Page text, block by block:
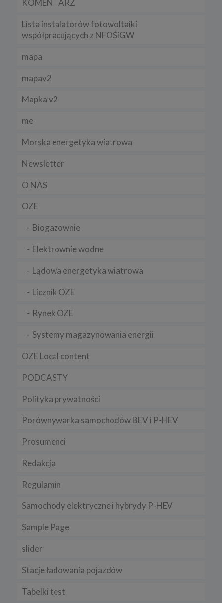
KOMENTARZ
Lista instalatorów fotowoltaiki
współpracujących z NFOŚiGW
mapa
mapav2
Mapka v2
me
Morska energetyka wiatrowa
Newsletter
O NAS
OZE
Biogazownie
Elektrownie wodne
Lądowa energetyka wiatrowa
Licznik OZE
Rynek OZE
Systemy magazynowania energii
OZE Local content
PODCASTY
Polityka prywatności
Porównywarka samochodów BEV i P-HEV
Prosumenci
Redakcja
Regulamin
Samochody elektryczne i hybrydy P-HEV
Sample Page
slider
Stacje ładowania pojazdów
Tabelki test